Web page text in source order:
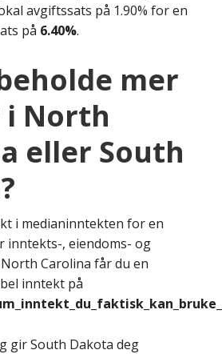
avgiftssats på 1.90% for en
på 6.40%.
mer
i North
eller South
i medianinntekten for en
inntekts-, eiendoms- og
Carolina får du en
inntekt på
gir South Dakota deg